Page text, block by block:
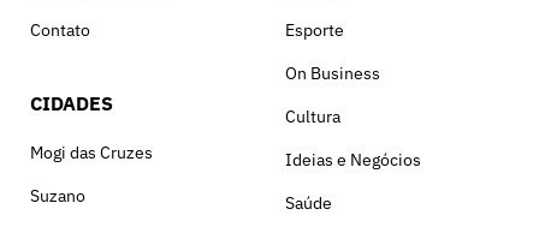
Contato
CIDADES
Mogi das Cruzes
Suzano
Esporte
On Business
Cultura
Ideias e Negócios
Saúde